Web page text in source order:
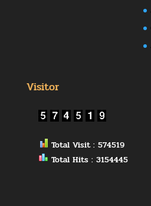
Visitor
Total Visit : 574519
Total Hits : 3154445